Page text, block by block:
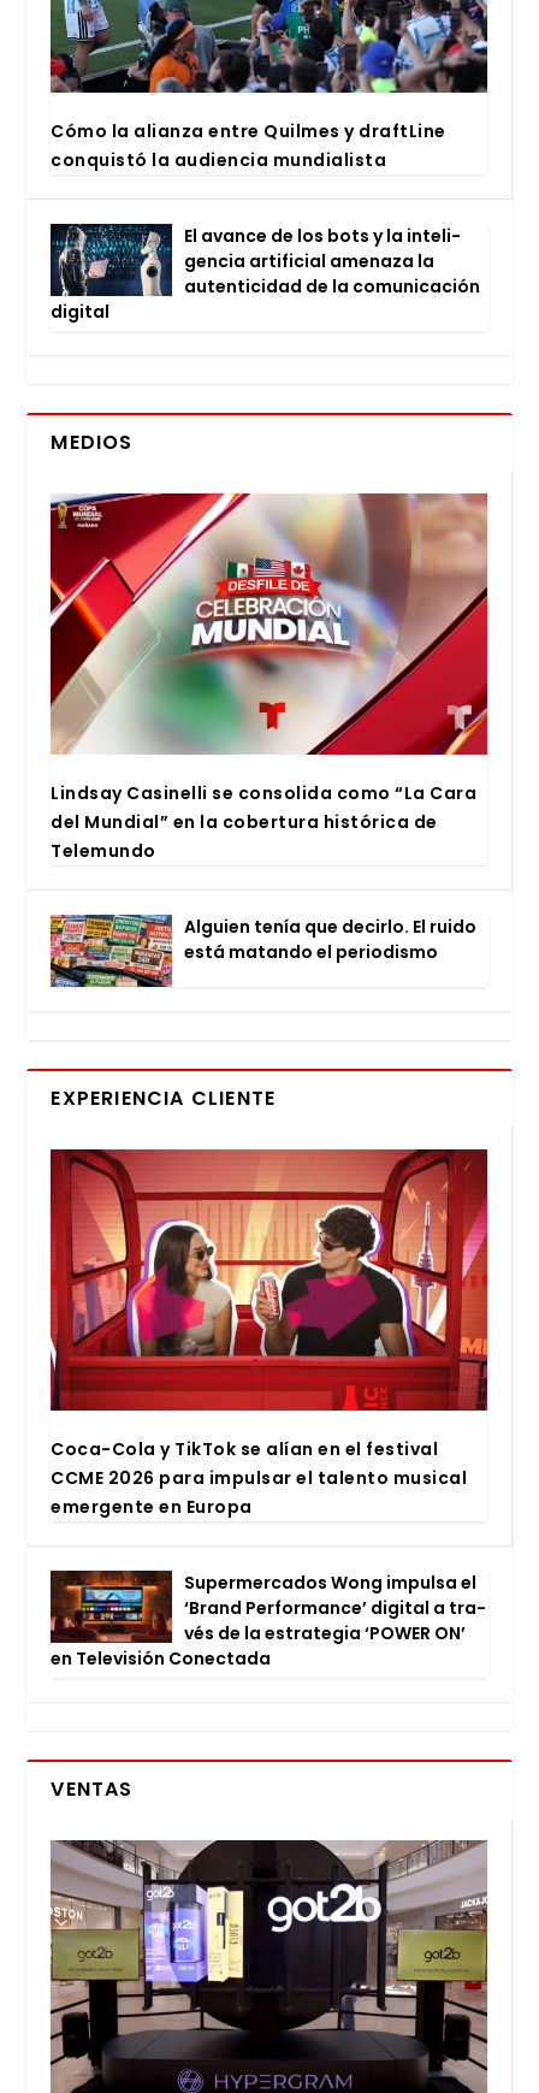
Cómo la alian­za entre Quil­mes y draftLi­ne
con­quis­tó la audien­cia mun­dia­lis­ta
El avan­ce de los bots y la inte­li­
gen­cia arti­fi­cial ame­na­za la
auten­ti­ci­dad de la comu­ni­ca­ción
digi­tal
MEDIOS
Lind­say Casi­ne­lli se con­so­li­da como “La Cara
del Mun­dial” en la cober­tu­ra his­tó­ri­ca de
Tele­mun­do
Alguien tenía que decir­lo. El rui­do
está matan­do el perio­dis­mo
EXPERIENCIA CLIENTE
Coca-Cola y Tik­Tok se alían en el fes­ti­val
CCME 2026 para impul­sar el talen­to musi­cal
emer­gen­te en Euro­pa
Super­mer­ca­dos Wong impul­sa el
‘Brand Per­for­man­ce’ digi­tal a tra­
vés de la estra­te­gia ‘POWER ON’
en Tele­vi­sión Conec­ta­da
VENTAS